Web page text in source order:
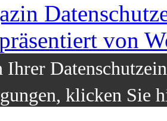
von
Ihrer
klicken Sie